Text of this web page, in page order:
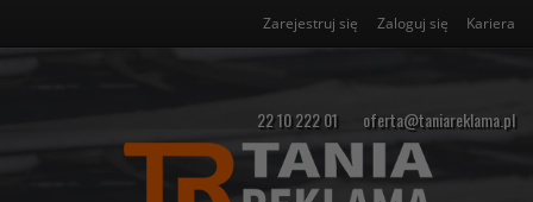
Zarejestruj się Zaloguj się Kariera
22 10 222 01 oferta@taniareklama.pl